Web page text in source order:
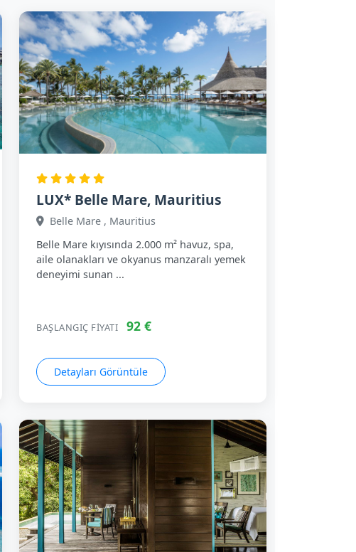
LUX* Belle Mare, Mauritius
Belle Mare , Mauritius
Belle Mare kıyısında 2.000 m² havuz, spa,
aile olanakları ve okyanus manzaralı yemek
deneyimi sunan ...
BAŞLANGIÇ FIYATI 92 €
Detayları Görüntüle